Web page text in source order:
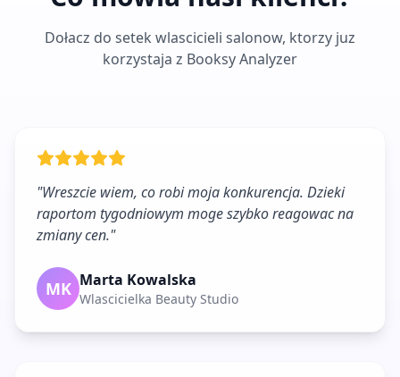
Dołacz do setek wlascicieli salonow, ktorzy juz
korzystaja z Booksy Analyzer
"Wreszcie wiem, co robi moja konkurencja. Dzieki
raportom tygodniowym moge szybko reagowac na
zmiany cen."
MK Marta Kowalska
Wlascicielka Beauty Studio